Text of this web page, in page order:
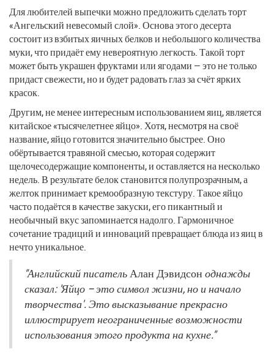
Для любителей выпечки можно предложить сделать торт
«Ангельский невесомый слой». Основа этого десерта
состоит из взбитых яичных белков и небольшого количества
муки, что придаёт ему невероятную легкость. Такой торт
может быть украшен фруктами или ягодами — это не только
придаст свежести, но и будет радовать глаз за счёт ярких
красок.
Другим, не менее интересным использованием яиц, является
китайское «тысячелетнее яйцо». Хотя, несмотря на своё
название, яйцо готовится значительно быстрее. Оно
обёртывается травяной смесью, которая содержит
щелочесодержащие компоненты, и оставляется на несколько
недель. В результате белок становится полупрозрачным, а
желток принимает кремообразную текстуру. Такое яйцо
часто подаётся в качестве закуски, его пикантный и
необычный вкус запоминается надолго. Гармоничное
сочетание традиций и инноваций превращает блюда из яиц в
нечто уникальное.
"Английский писательАлан Дэвидсон однажды
сказал: 'Яйцо – это символ жизни, но и начало
творчества'. Это высказывание прекрасно
иллюстрирует неограниченные возможности
использования этого продукта на кухне."